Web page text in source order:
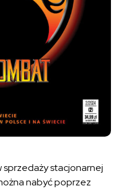
stacjonarnej
nabyć poprzez